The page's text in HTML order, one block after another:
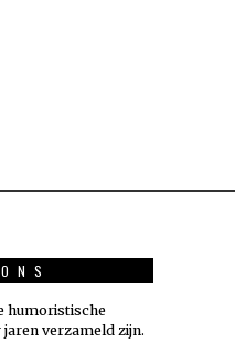
humoristische
verzameld zijn.